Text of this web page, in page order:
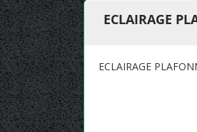
ECLAIRAGE
ECLAIRAGE